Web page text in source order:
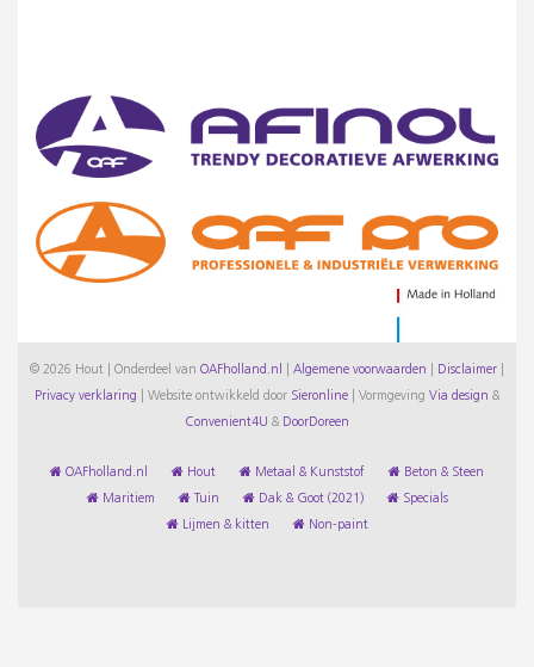
© 2026 Hout | Onderdeel van OAFholland.nl Algemene voorwaarden Disclaimer
Privacy verklaring Website ontwikkeld door Sieronline Vormgeving Via design &
Convenient4U & DoorDoreen
OAFholland.nl Hout Metaal & Kunststof Beton & Steen
Maritiem Tuin Dak & Goot (2021) Specials
Lijmen & kitten Non-paint